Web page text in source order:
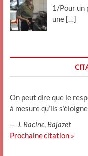
1/Pour un
une […]
On peut dire que le
à mesure qu’ils
— J. Racine, Bajazet
Prochaine citation »